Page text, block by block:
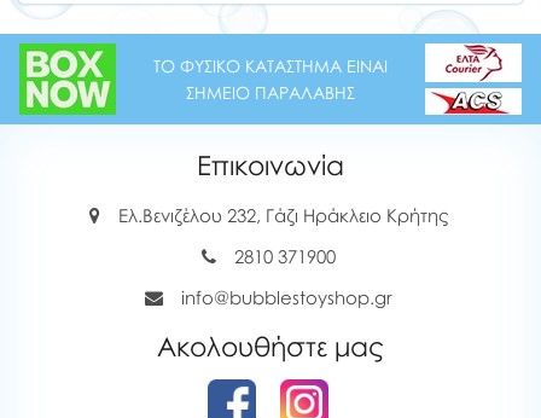
ΤΟ ΦΥΣΙΚΟ ΚΑΤΑΣΤΗΜΑ ΕΙΝΑΙ
ΣΗΜΕΙΟ ΠΑΡΑΛΑΒΗΣ
Επικοινωνία
Ελ.Βενιζέλου 232, Γάζι Ηράκλειο Κρήτης
2810 371900
info@bubblestoyshop.gr
Ακολουθήστε μας